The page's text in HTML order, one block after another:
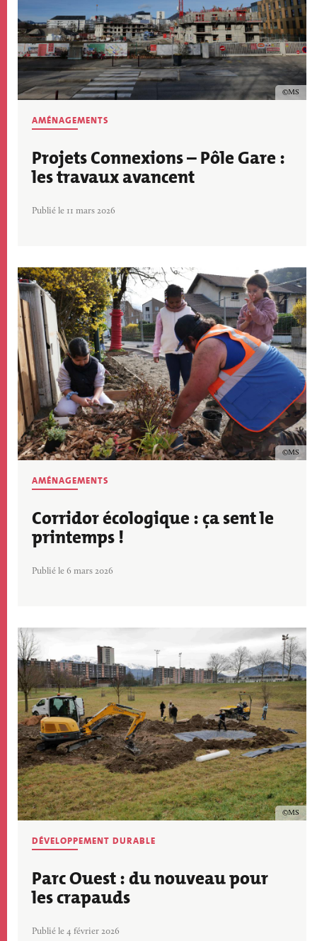
MS
AMÉNAGEMENTS
Projets Connexions – Pôle Gare :
les travaux avancent
Publié le 11 mars 2026
Image
MS
AMÉNAGEMENTS
Corridor écologique : ça sent le
printemps !
Publié le 6 mars 2026
Image
MS
DÉVELOPPEMENT DURABLE
Parc Ouest : du nouveau pour
les crapauds
Publié le 4 février 2026